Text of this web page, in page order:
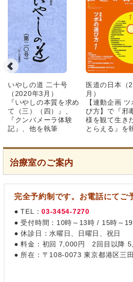
いやしの道 二十号
（2020年3月）
『いやしの本質を求め
て（三）（四）』、
『クンバメーラ体験
記』、他を執筆
医道の日本（
月）
【連動企画
び方】で『邪
様を観て生き
とらえる』を
治療室のご案内
完全予約制です。お電話にてご
● TEL：03-3454-7270
● 受付時間：10時～13時 / 15時～
● 休診日：水曜日、日曜日、祝日
● 料金：初回 7,000円 2回目以降
● 所在：〒108-0073 東京都港区三